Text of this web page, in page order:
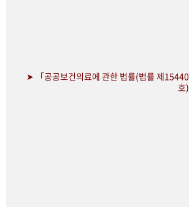
➤ 「공공보건의료에 관한 법률(법률 제15440
호)